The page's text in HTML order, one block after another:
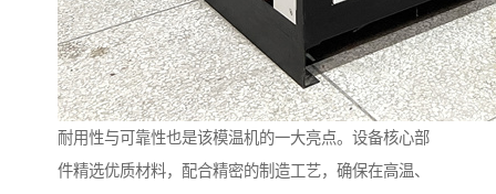
耐用性与可靠性也是该模温机的一大亮点。设备核心部
件精选优质材料，配合精密的制造工艺，确保在高温、